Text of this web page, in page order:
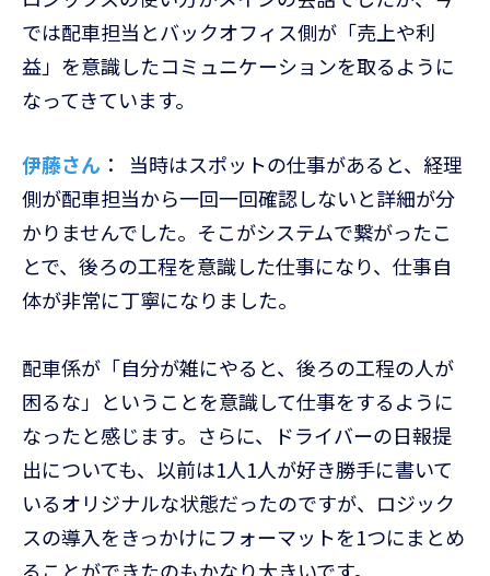
では配車担当とバックオフィス側が「売上や利
益」を意識したコミュニケーションを取るように
なってきています。
伊藤さん ： 当時はスポットの仕事があると、経理
側が配車担当から一回一回確認しないと詳細が分
かりませんでした。そこがシステムで繋がったこ
とで、後ろの工程を意識した仕事になり、仕事自
体が非常に丁寧になりました。
配車係が「自分が雑にやると、後ろの工程の人が
困るな」ということを意識して仕事をするように
なったと感じます。さらに、ドライバーの日報提
出についても、以前は1人1人が好き勝手に書いて
いるオリジナルな状態だったのですが、ロジック
スの導入をきっかけにフォーマットを1つにまとめ